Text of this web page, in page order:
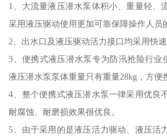
1、大流量液压潜水泵体积小、重量轻、
采用液压驱动使用更加可靠保障操作人员
2、出水口及液压驱动活力接口均采用快
3、便携式液压潜水泵专为防汛抢险行业
液压潜水泵泵体重量只有重量28kg，方便
4、整个便携式液压潜水泵一律采用优良
耐腐蚀、耐磨损效果很优良。
5、由于采用的是液压活力驱动、液压活